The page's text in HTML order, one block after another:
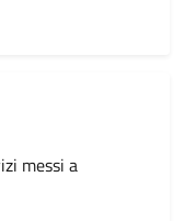
messi a